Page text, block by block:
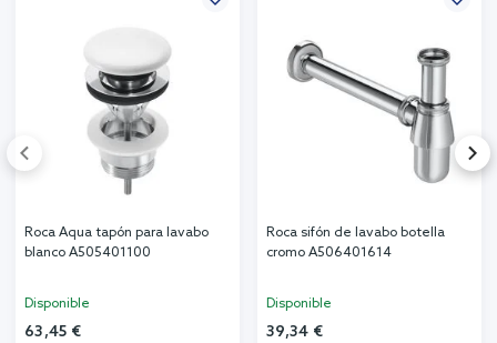
Roca Aqua tapón para lavabo
blanco A505401100
Disponible
63,45 €
Roca sifón de lavabo botella
cromo A506401614
Disponible
39,34 €